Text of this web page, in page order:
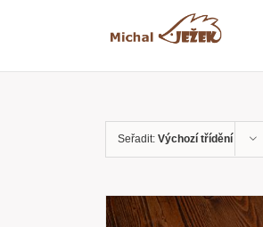
Seřadit: Výchozí třídění